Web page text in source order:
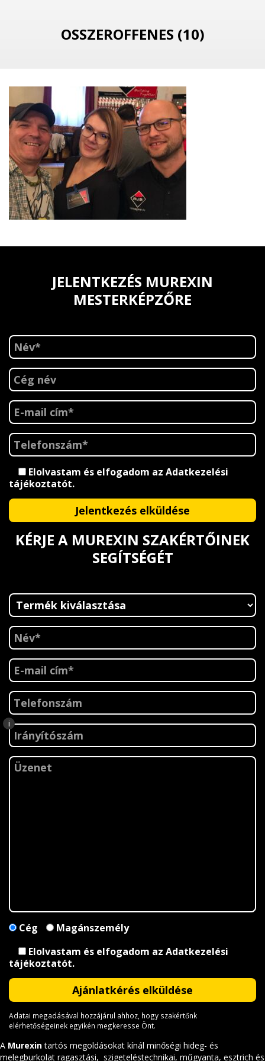
OSSZEROFFENES (10)
JELENTKEZÉS MUREXIN
MESTERKÉPZŐRE
Elolvastam és elfogadom az Adatkezelési
tájékoztatót.
KÉRJE A MUREXIN SZAKÉRTŐINEK
SEGÍTSÉGÉT
i
Cég
Magánszemély
Elolvastam és elfogadom az Adatkezelési
tájékoztatót.
Adatai megadásával hozzájárul ahhoz, hogy szakértőnk
elérhetőségeinek egyikén megkeresse Önt.
A Murexintartós megoldásokat kínál minőségi hideg- és
melegburkolat ragasztási, szigeteléstechnikai, műgyanta, esztrich és